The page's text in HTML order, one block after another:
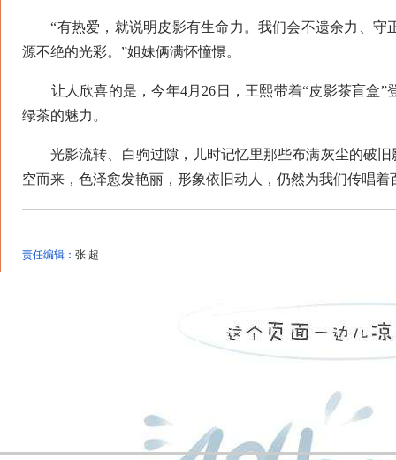
“有热爱，就说明皮影有生命力。我们会不遗余力、守
源不绝的光彩。”姐妹俩满怀憧憬。
让人欣喜的是，今年4月26日，王熙带着“皮影茶盲盒”
绿茶的魅力。
光影流转、白驹过隙，儿时记忆里那些布满灰尘的破旧
空而来，色泽愈发艳丽，形象依旧动人，仍然为我们传唱
责任编辑： 张 超